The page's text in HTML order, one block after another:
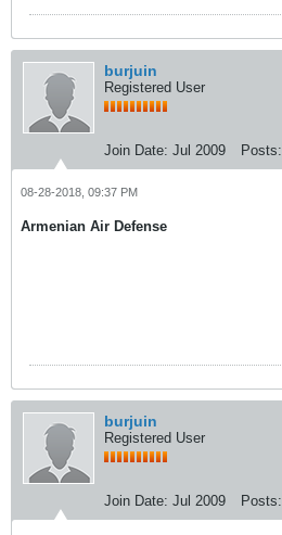
burjuin
Registered User
Join Date: Jul 2009 Posts:
08-28-2018, 09:37 PM
Armenian Air Defense
burjuin
Registered User
Join Date: Jul 2009 Posts: